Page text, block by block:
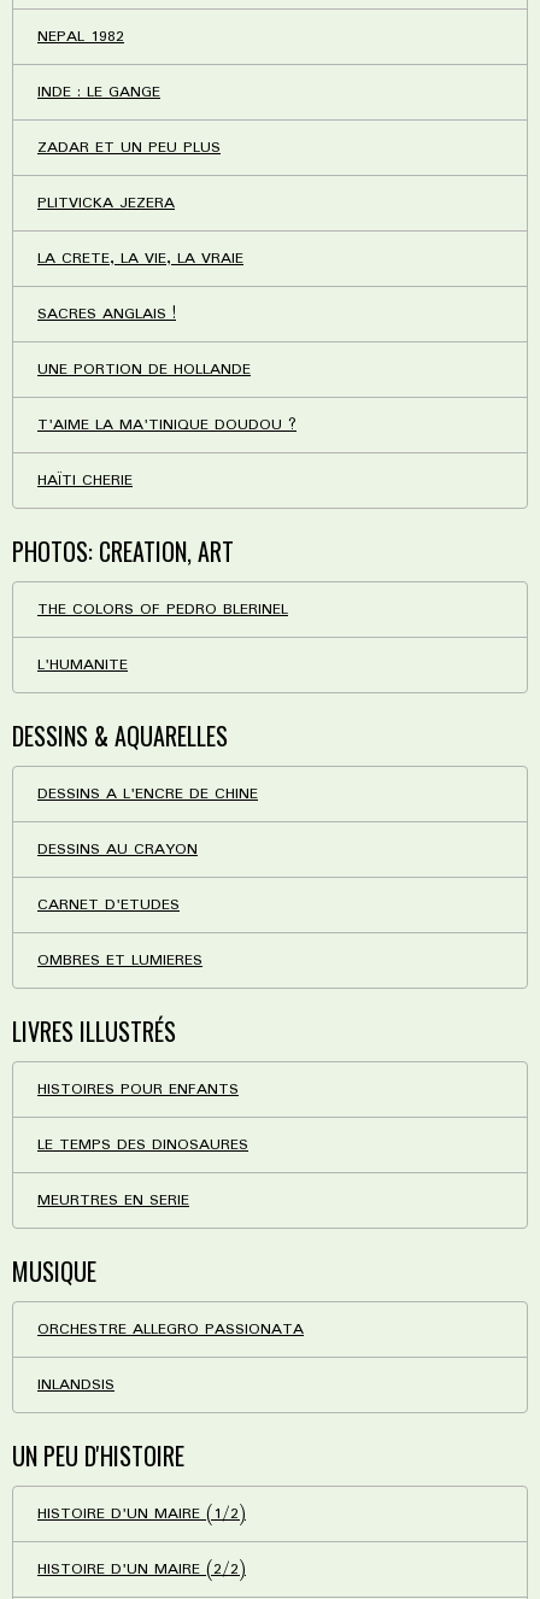
NEPAL 1982
INDE : LE GANGE
ZADAR ET UN PEU PLUS
PLITVICKA JEZERA
LA CRETE, LA VIE, LA VRAIE
SACRES ANGLAIS !
UNE PORTION DE HOLLANDE
T'AIME LA MA'TINIQUE DOUDOU ?
HAÏTI CHERIE
PHOTOS: CREATION, ART
THE COLORS OF PEDRO BLERINEL
L'HUMANITE
DESSINS & AQUARELLES
DESSINS A L'ENCRE DE CHINE
DESSINS AU CRAYON
CARNET D'ETUDES
OMBRES ET LUMIERES
LIVRES ILLUSTRÉS
HISTOIRES POUR ENFANTS
LE TEMPS DES DINOSAURES
MEURTRES EN SERIE
MUSIQUE
ORCHESTRE ALLEGRO PASSIONATA
INLANDSIS
UN PEU D'HISTOIRE
HISTOIRE D'UN MAIRE (1/2)
HISTOIRE D'UN MAIRE (2/2)